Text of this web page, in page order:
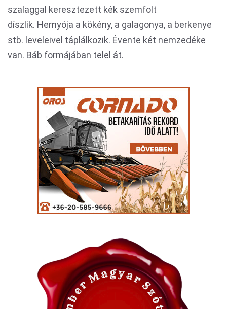
szalaggal keresztezett kék szemfolt
díszlik. Hernyója a kökény, a galagonya, a berkenye
stb. leveleivel táplálkozik. Évente két nemzedéke
van. Báb formájában telel át.